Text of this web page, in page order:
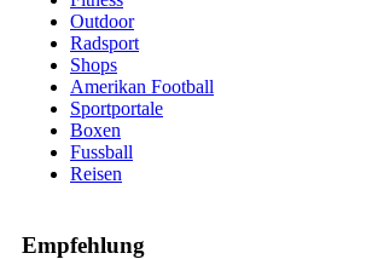
Outdoor
Radsport
Shops
Amerikan Football
Sportportale
Boxen
Fussball
Reisen
Empfehlung